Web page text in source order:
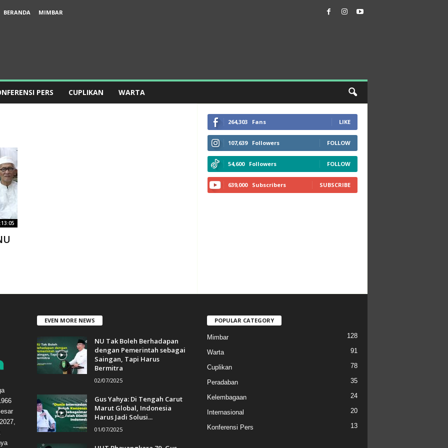
BERANDA
MIMBAR
PERS CUPLIKAN WARTA
264,303 Fans LIKE
107,639 Followers FOLLOW
54,600 Followers FOLLOW
639,000 Subscribers SUBSCRIBE
EVEN MORE NEWS
NU Tak Boleh Berhadapan
dengan Pemerintah sebagai
Saingan, Tapi Harus
Bermitra
02/07/2025
Gus Yahya: Di Tengah Carut
Marut Global, Indonesia
Harus Jadi Solusi...
01/07/2025
POPULAR CATEGORY
Mimbar 128
Warta 91
Cuplikan 78
Peradaban 35
Kelembagaan 24
Internasional 20
Konferensi Pers 13